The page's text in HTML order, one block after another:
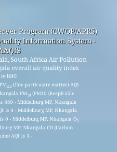
Program (CWOP/APRS)
Information System -
South Africa Air Pollution
overall air quality index
is 880
2.5 (fine particulate matter) AQI
PM10 (PM10 (Respirable
880 - Middelburg MP, Nkangala
is 4 - Middelburg MP, Nkangala
0 - Middelburg MP, Nkangala O3
MP, Nkangala CO (Carbon
AQI is 3 -